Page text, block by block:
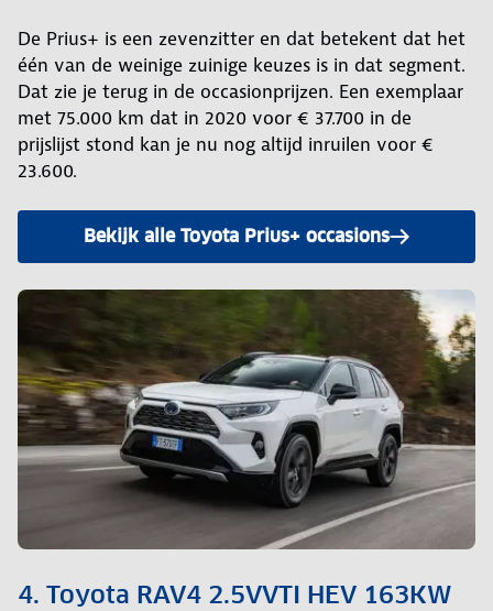
De Prius+ is een zevenzitter en dat betekent dat het
één van de weinige zuinige keuzes is in dat segment.
Dat zie je terug in de occasionprijzen. Een exemplaar
met 75.000 km dat in 2020 voor € 37.700 in de
prijslijst stond kan je nu nog altijd inruilen voor €
23.600.
Bekijk alle Toyota Prius+ occasions
4. Toyota RAV4 2.5VVTI HEV 163KW